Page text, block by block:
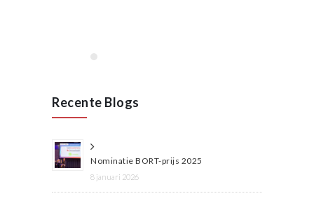
Recente Blogs
Nominatie BORT-prijs 2025
8 januari 2026